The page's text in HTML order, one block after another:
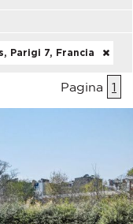
Parigi 7, Francia
Pagina 1